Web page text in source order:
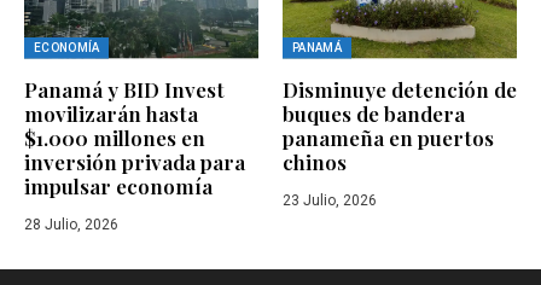
ECONOMÍA
Panamá y BID Invest
movilizarán hasta
$1.000 millones en
inversión privada para
impulsar economía
28 Julio, 2026
PANAMÁ
Disminuye detención de
buques de bandera
panameña en puertos
chinos
23 Julio, 2026